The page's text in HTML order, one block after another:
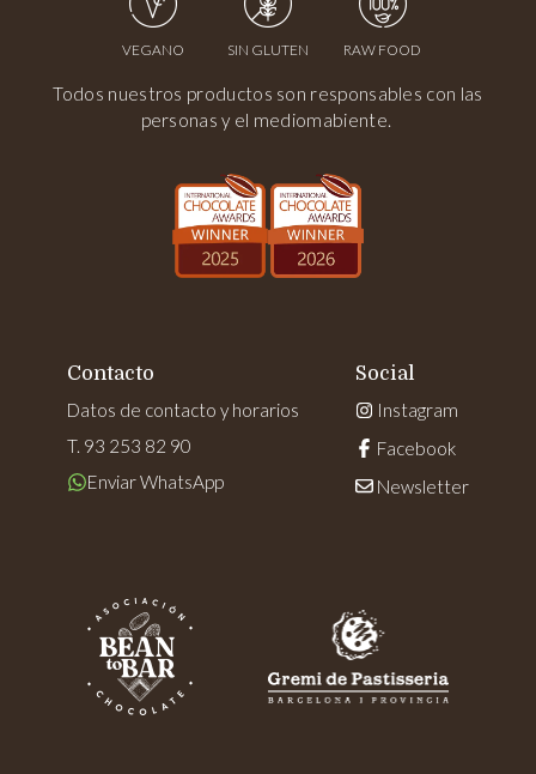
VEGANO SIN GLUTEN RAW FOOD
Todos nuestros productos son responsables con las
personas y el mediomabiente.
Contacto
Datos de contacto y horarios
T. 93 253 82 90
Enviar WhatsApp
Social
Instagram
Facebook
Newsletter